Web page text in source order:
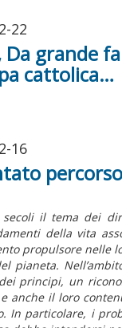
22
grande
cattolica…
16
il tema dei
della vita
propulsore nelle
pianeta.
principi, un
anche il loro
In particolare, i